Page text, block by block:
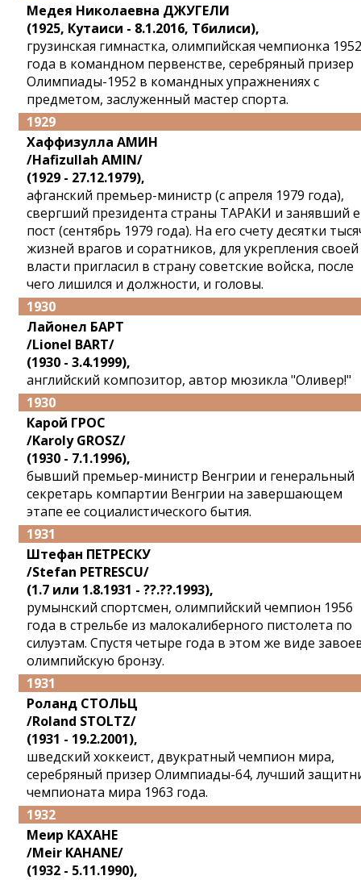
Медея Николаевна ДЖУГЕЛИ
(1925, Кутаиси - 8.1.2016, Тбилиси),
грузинская гимнастка, олимпийская чемпионка 1952
года в командном первенстве, серебряный призер
Олимпиады-1952 в командных упражнениях с
предметом, заслуженный мастер спорта.
1929
Хаффизулла АМИН
/Hafizullah AMIN/
(1929 - 27.12.1979),
афганский премьер-министр (с апреля 1979 года),
свергший президента страны ТАРАКИ и занявший
пост (сентябрь 1979 года). На его счету десятки
жизней врагов и соратников, для укрепления своей
власти пригласил в страну советские войска, после
чего лишился и должности, и головы.
1930
Лайонел БАРТ
/Lionel BART/
(1930 - 3.4.1999),
английский композитор, автор мюзикла "Оливер!"
1930
Карой ГРОС
/Karoly GROSZ/
(1930 - 7.1.1996),
бывший премьер-министр Венгрии и генеральный
секретарь компартии Венгрии на завершающем
этапе ее социалистического бытия.
1931
Штефан ПЕТРЕСКУ
/Stefan PETRESCU/
(1.7 или 1.8.1931 - ??.??.1993),
румынский спортсмен, олимпийский чемпион 1956
года в стрельбе из малокалиберного пистолета по
силуэтам. Спустя четыре года в этом же виде
олимпийскую бронзу.
1931
Роланд СТОЛЬЦ
/Roland STOLTZ/
(1931 - 19.2.2001),
шведский хоккеист, двукратный чемпион мира,
серебряный призер Олимпиады-64, лучший
чемпионата мира 1963 года.
1932
Меир КАХАНЕ
/Meir KAHANE/
(1932 - 5.11.1990),